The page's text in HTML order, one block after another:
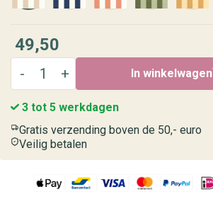
49,50
In winkelwagen
3 tot 5 werkdagen
Gratis verzending boven de 50,- euro
Veilig betalen